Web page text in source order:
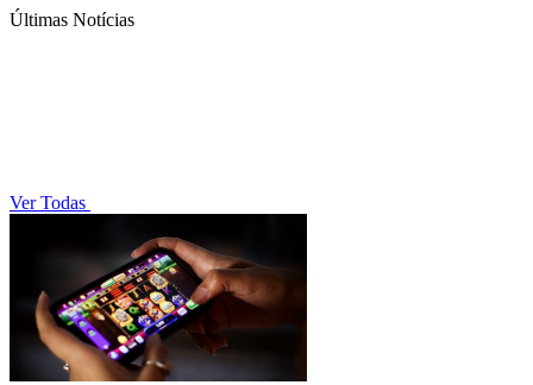
Últimas Notícias
Ver Todas